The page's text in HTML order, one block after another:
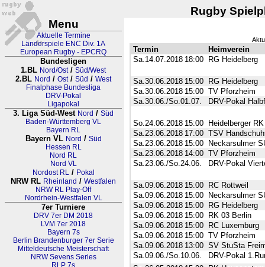
Rugby
Menu
Aktuelle Termine
Länderspiele ENC Div. 1A
European Rugby - EPCRQ
Bundesligen
1.BL Nord/Ost/ Süd/West
2.BL Nord / Ost/ Süd / West
Finalphase Bundesliga
DRV-Pokal
Ligapokal
3. Liga Süd-West Nord / Süd
Baden-Württemberg VL
Bayern RL
Bayern VL Nord / Süd
Hessen RL
Nord RL
Nord VL
Nordost RL/ Pokal
NRW RL Rheinland / Westfalen
NRW RL Play-Off
Nordrhein-Westfalen VL
7er Turniere
DRV 7er DM 2018
LVM 7er 2018
Bayern 7s
Berlin Brandenburger 7er Serie
Mitteldeutsche Meisterschaft
NRW Sevens Series
RLP 7s
Termin
Heimverein
Sa.14.07.2018 18:00 RG Heidelberg
Sa.30.06.2018 15:00
RG Heidelberg
Sa.30.06.2018 15:00 TV Pforzheim
Sa.30.06./So.01.07.
DRV-Pokal
So.24.06.2018 15:00
Heidelberger RK
Sa.23.06.2018 17:00 TSV
Sa.23.06.2018 15:00
Neckarsulmer
Sa.23.06.2018 14:00 TV Pforzheim
Sa.23.06./So.24.06.
DRV-Pokal
Sa.09.06.2018 15:00
RC Rottweil
Sa.09.06.2018 15:00
Neckarsulmer
Sa.09.06.2018 15:00
RG Heidelberg
Sa.09.06.2018 15:00
RK 03 Berlin
Sa.09.06.2018 15:00
RC Luxemburg
Sa.09.06.2018 15:00 TV Pforzheim
Sa.09.06.2018 13:00 SV StuSta
Sa.09.06./So.10.06.
DRV-Pokal